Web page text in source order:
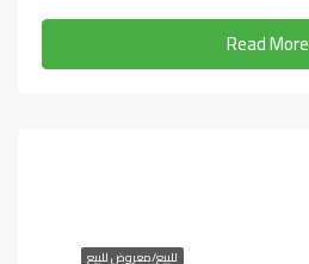
Read More
للبيع/معروض للبيع